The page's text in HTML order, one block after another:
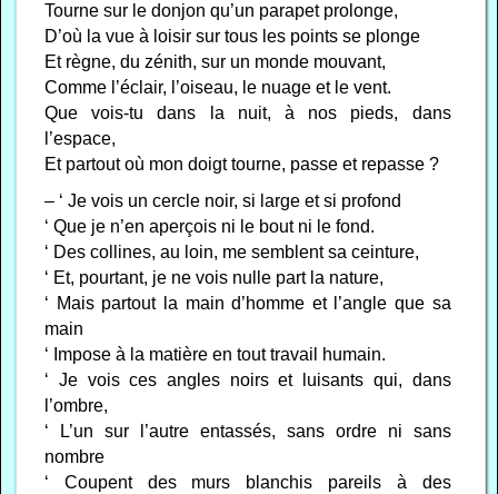
Tourne sur le donjon qu’un parapet prolonge,
D’où la vue à loisir sur tous les points se plonge
Et règne, du zénith, sur un monde mouvant,
Comme l’éclair, l’oiseau, le nuage et le vent.
Que vois-tu dans la nuit, à nos pieds, dans
l’espace,
Et partout où mon doigt tourne, passe et repasse ?
– ‘ Je vois un cercle noir, si large et si profond
‘ Que je n’en aperçois ni le bout ni le fond.
‘ Des collines, au loin, me semblent sa ceinture,
‘ Et, pourtant, je ne vois nulle part la nature,
‘ Mais partout la main d’homme et l’angle que sa
main
‘ Impose à la matière en tout travail humain.
‘ Je vois ces angles noirs et luisants qui, dans
l’ombre,
‘ L’un sur l’autre entassés, sans ordre ni sans
nombre
‘ Coupent des murs blanchis pareils à des